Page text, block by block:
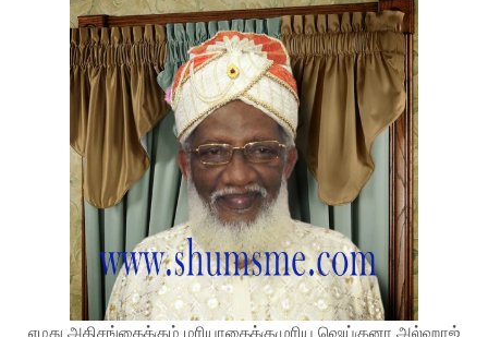
எமது அதிசங்கைக்கும் மரியாதைக்குமுரிய ஷெய்குனா அல்ஹாஜ்